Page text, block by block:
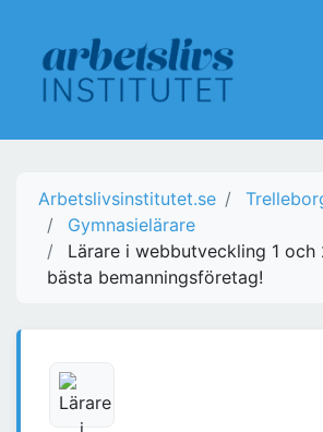
Arbetslivsinstitutet.se
Gymnasielärare
Lärare i webbutveckling 1 och
bästa bemanningsföretag!